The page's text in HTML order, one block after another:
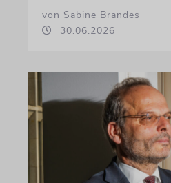
von Sabine Brandes
30.06.2026